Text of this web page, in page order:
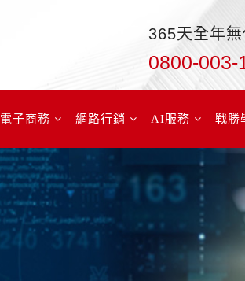
365天全年
0800-003-
電子商務 網路行銷 AI服務 戰勝